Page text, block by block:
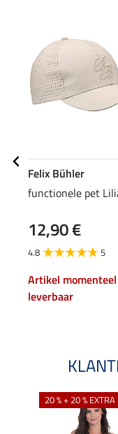
Felix Bühler
functionele pet
12,90 €
4.8 5
Artikel
leverbaar
20 % + 20 % EXTRA